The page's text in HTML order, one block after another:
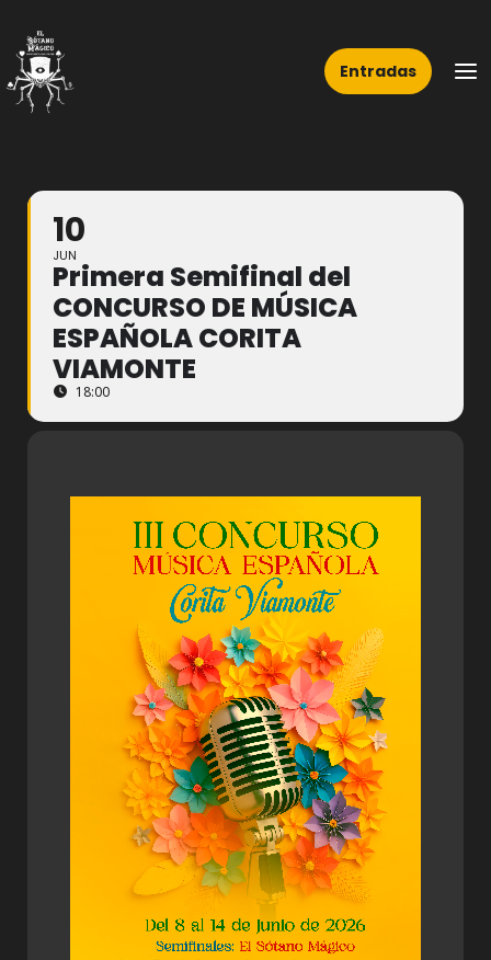
contenido
Entradas
10
JUN
Primera Semifinal del
CONCURSO DE MÚSICA
ESPAÑOLA CORITA
VIAMONTE
18:00